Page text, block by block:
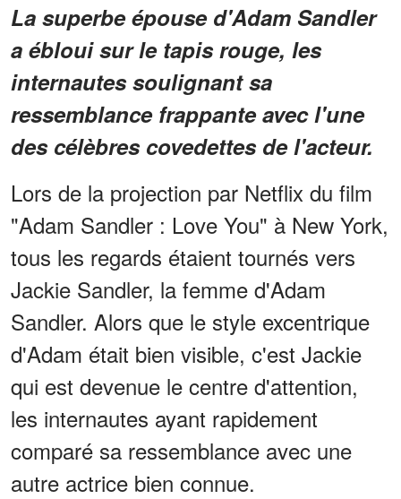
La superbe épouse d'Adam Sandler
a ébloui sur le tapis rouge, les
internautes soulignant sa
ressemblance frappante avec l'une
des célèbres covedettes de l'acteur.
Lors de la projection par Netflix du film
"Adam Sandler : Love You" à New York,
tous les regards étaient tournés vers
Jackie Sandler, la femme d'Adam
Sandler. Alors que le style excentrique
d'Adam était bien visible, c'est Jackie
qui est devenue le centre d'attention,
les internautes ayant rapidement
comparé sa ressemblance avec une
autre actrice bien connue.